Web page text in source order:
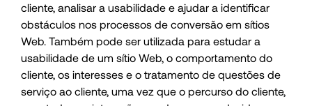
cliente, analisar a usabilidade e ajudar a identificar
obstáculos nos processos de conversão em sítios
Web. Também pode ser utilizada para estudar a
usabilidade de um sítio Web, o comportamento do
cliente, os interesses e o tratamento de questões de
serviço ao cliente, uma vez que o percurso do cliente,